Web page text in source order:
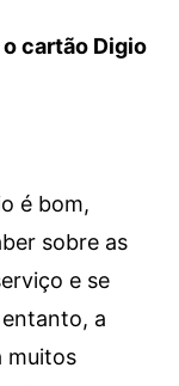
cartão Digio
é bom,
sobre as
e se
a
muitos